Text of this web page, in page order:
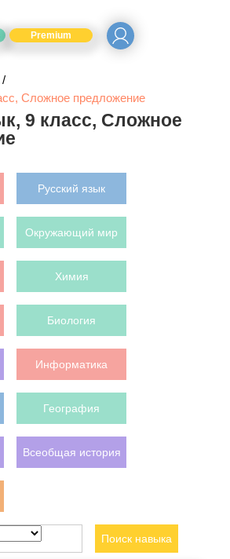
Premium
Сложное предложение
9 класс, Сложное
Русский язык
Окружающий мир
Химия
Биология
Информатика
География
Всеобщая история
Поиск навыка